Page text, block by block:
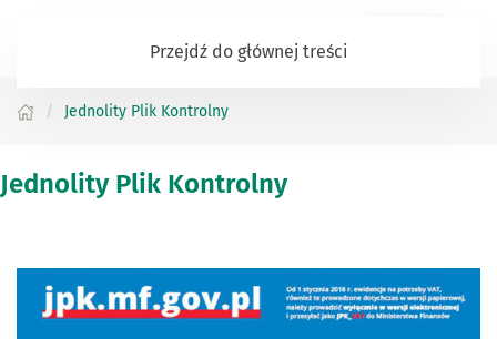
Przejdź do głównej treści
Jednolity Plik Kontrolny
Jednolity Plik Kontrolny